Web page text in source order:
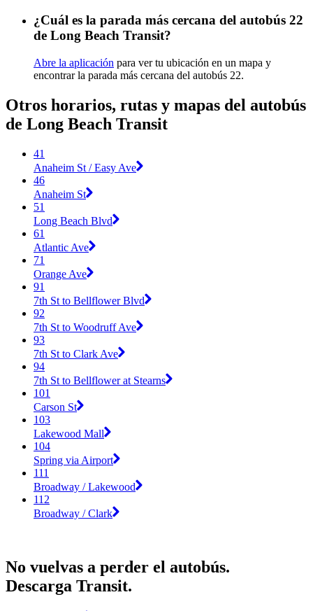
¿Cuál es la parada más cercana del autobús 22
de Long Beach Transit?
Abre la aplicación para ver tu ubicación en un mapa y
encontrar la parada más cercana del autobús 22.
Otros horarios, rutas y mapas del autobús
de Long Beach Transit
41
Anaheim St / Easy Ave
46
Anaheim St
51
Long Beach Blvd
61
Atlantic Ave
71
Orange Ave
91
7th St to Bellflower Blvd
92
7th St to Woodruff Ave
93
7th St to Clark Ave
94
7th St to Bellflower at Stearns
101
Carson St
103
Lakewood Mall
104
Spring via Airport
111
Broadway / Lakewood
112
Broadway / Clark
No vuelvas a perder el autobús.
Descarga Transit.